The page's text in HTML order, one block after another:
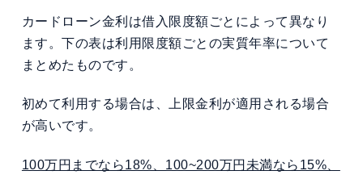
カードローン金利は借入限度額ごとによって異なり
ます。下の表は利用限度額ごとの実質年率について
まとめたものです。
初めて利用する場合は、上限金利が適用される場合
が高いです。
100万円までなら18%、100~200万円未満なら15%、